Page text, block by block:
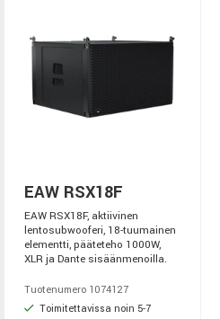
EAW RSX18F
EAW RSX18F, aktiivinen
lentosubwooferi, 18-tuumainen
elementti, pääteteho 1000W,
XLR ja Dante sisäänmenoilla.
Tuotenumero 1074127
Toimitettavissa noin 5-7